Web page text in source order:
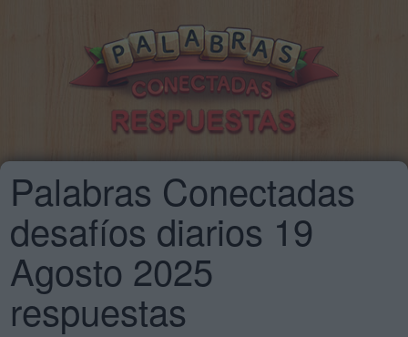
Palabras Conectadas
desafíos diarios 19
Agosto 2025
respuestas